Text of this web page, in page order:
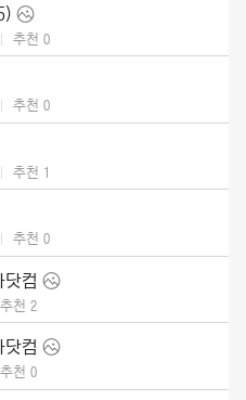
추천 0
추천 0
추천 1
추천 0
컴
추천 2
컴
추천 0